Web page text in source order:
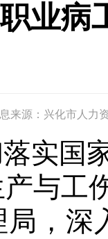
业
来源：兴化市人力
实国
与工
，深